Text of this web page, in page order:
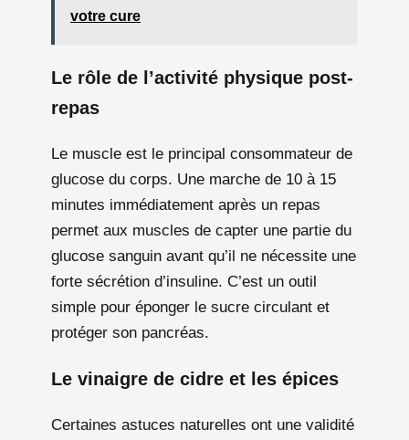
votre cure
Le rôle de l’activité physique post-
repas
Le muscle est le principal consommateur de
glucose du corps. Une marche de 10 à 15
minutes immédiatement après un repas
permet aux muscles de capter une partie du
glucose sanguin avant qu’il ne nécessite une
forte sécrétion d’insuline. C’est un outil
simple pour éponger le sucre circulant et
protéger son pancréas.
Le vinaigre de cidre et les épices
Certaines astuces naturelles ont une validité